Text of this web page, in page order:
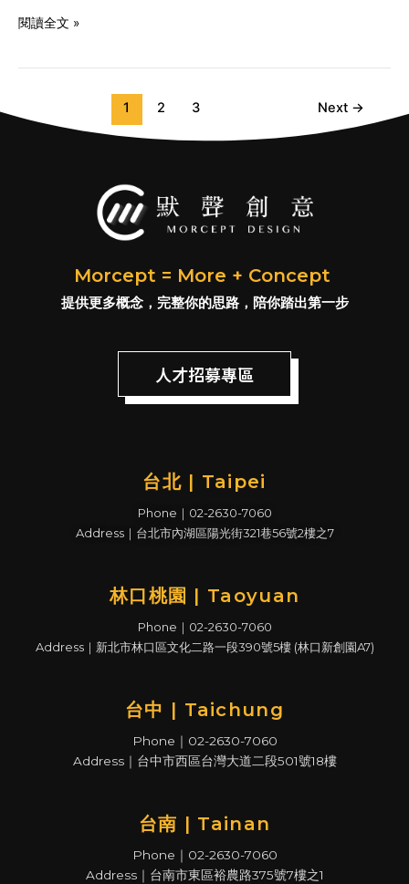
設
品
閱讀全文 »
1 2 3 Next →
Morcept = More + Concept
提供更多概念，完整你的思路，陪你踏出第一步
人才招募專區
台北 | Taipei
Phone｜02-2630-7060
Address｜台北市內湖區陽光街321巷56號2樓之7
林口桃園 | Taoyuan
Phone｜02-2630-7060
Address｜新北市林口區文化二路一段390號5樓 (林口新創園A7)
台中 | Taichung
Phone｜02-2630-7060
Address｜台中市西區台灣大道二段501號18樓
台南 | Tainan
Phone｜02-2630-7060
Address｜台南市東區裕農路375號7樓之1